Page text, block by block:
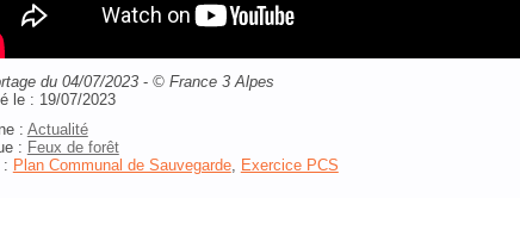
du 04/07/2023- © France 3 Alpes
le : 19/07/2023
: Actualité
: Feux de forêt
: Plan Communal de Sauvegarde, Exercice PCS